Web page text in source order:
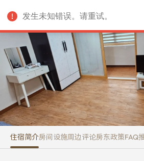
Asan Booksuri Cozy
住宿简介房间设施周边评论房东政策FAQ
发生未知错误。请重试。